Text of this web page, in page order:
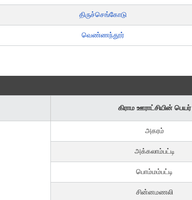
திருச்செங்கோடு
வெண்ணந்தூர்
கிராம ஊராட்சியின் பெயர்
அகரம்
அக்கலாம்பட்டி
பொம்மம்பட்டி
சின்னமணலி